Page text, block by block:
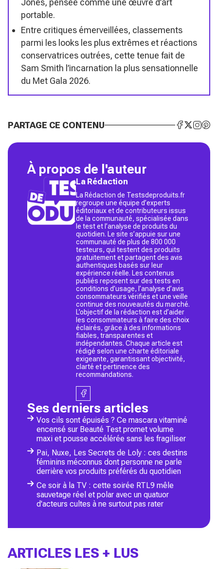
Jones, pensée comme une œuvre d’art
portable.
Entre critiques émerveillées, classements
parmi les looks les plus extrêmes et réactions
conservatrices outrées, cette tenue fait de
Sam Smith l’incarnation la plus sensationnelle
du Met Gala 2026.
PARTAGE CE CONTENU
À propos de l'auteur
La Rédaction
La Rédaction de Testsdeproduits.fr
regroupe une équipe d’experts
éditoriaux et de contributeurs issus
de la communauté, spécialisée dans
le test et l’analyse de produits du
quotidien. Le site s’appuie sur une
communauté de plus de 800 000
testeurs, qui testent des produits
gratuitement et partagent des avis
authentiques basés sur leur
expérience réelle. Les contenus
publiés reposent sur des tests en
conditions d’usage, l’analyse d’avis
consommateurs vérifiés et une veille
continue des nouveautés du marché.
L’objectif de la rédaction est d’aider
les consommateurs à faire des choix
éclairés, grâce à des informations
fiables, transparentes et
indépendantes. Chaque article est
rédigé selon une charte éditoriale
exigeante, garantissant objectivité,
clarté et pertinence des
recommandations.
Ses derniers articles
Vos cils sont épuisés ? Ce mascara vitaminé
encensé sur Beauté Test promet volume
maxi et pousse accélérée sans les fragiliser
Pai, Nuxe, Les Secrets de Loly : ces destins
féminins méconnus dont personne ne parle
derrière vos produits préférés du quotidien
Ce soir à la TV : cette soirée RTL9 mêle
sauvetage réel et polar avec un quatuor
d'acteurs cultes à ne surtout pas rater
ARTICLES LES + LUS